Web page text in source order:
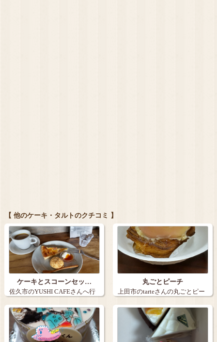
【 他のケーキ・タルトのクチコミ 】
ケーキとスコーンセッ…
佐久市のYUSHI CAFEさんへ行
きま…
丸ごとピーチ
上田市のtarteさんの丸ごとピー
チ。９…